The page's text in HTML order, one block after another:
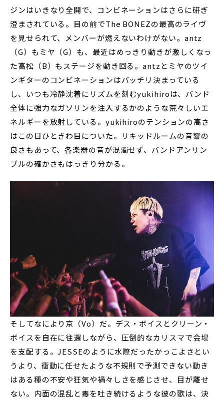
ジンはいきなり全開で、コンビネーションはさらに研ぎ
澄まされている。目の前でThe BONEZの最高のライヴ
を見せられて、メンバーが燃えないわけがない。antz
（G）もミヤ（G）も、最近はめっきり動きが激しくなっ
た高松（B）もステージを動き回る。antzとミヤのツイ
ンギターのコンビネーションはバッチリ決まっている
し、いつも冷静沈着にリズムを刻むyukihiroは、バンド
全体に強力なガソリンを注入するかのような荒々しいエ
ネルギーを放射している。yukihiroのテンションの高さ
はこの日ひときわ目についた。リキッドルームの音響の
良さもあって、各楽器の音が混濁せず、バンドアンサン
ブルの確かさもはっきり分かる。
そしてなにより京（Vo）だ。デス・ボイスとクリーン・
ボイスを自在に往還しながら、圧倒的なカリスマで会場
を支配する。JESSEのように水際だったかっこよさとい
うより、衝動に任せたような不規則で予測できない動き
はある種の不安や狂気や禍々しさを感じさせ、目が離せ
ない。内面の混乱と毒を吐き続けるような彼の歌は、決